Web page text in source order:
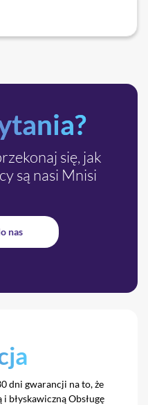
się, jak
są nasi Mnisi
nas
dni gwarancji na to,że
i błyskawicznąObsługę